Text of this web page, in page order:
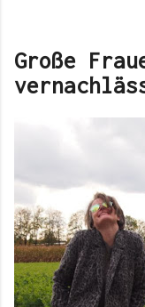
Große